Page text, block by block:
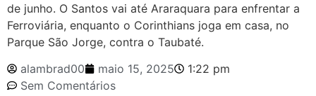
de junho. O Santos vai até Araraquara para enfrentar a
Ferroviária, enquanto o Corinthians joga em casa, no
Parque São Jorge, contra o Taubaté.
alambrad00
maio 15, 2025
1:22 pm
Sem Comentários